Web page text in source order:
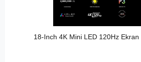
18-Inch 4K Mini LED 120Hz Ekran